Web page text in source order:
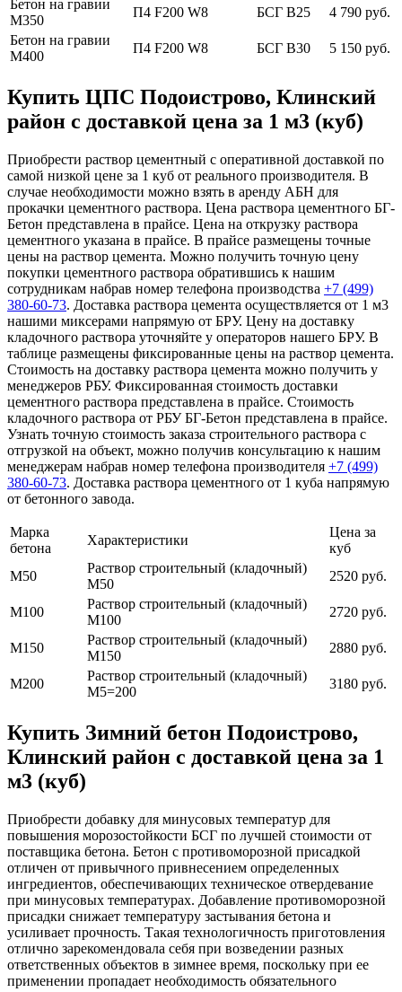
Бетон на гравии
М350
П4 F200 W8 БСГ В25
4 790 руб.
Бетон на гравии
М400
П4 F200 W8 БСГ В30 5 150 руб.
Купить ЦПС Подоистрово, Клинский
район с доставкой цена за 1 м3 (куб)
Приобрести раствор цементный с оперативной доставкой по
самой низкой цене за 1 куб от реального производителя. В
случае необходимости можно взять в аренду АБН для
прокачки цементного раствора. Цена раствора цементного БГ-
Бетон представлена в прайсе. Цена на открузку раствора
цементного указана в прайсе. В прайсе размещены точные
цены на раствор цемента. Можно получить точную цену
покупки цементного раствора обратившись к нашим
сотрудникам набрав номер телефона производства +7 (499)
380-60-73. Доставка раствора цемента осуществляется от 1 м3
нашими миксерами напрямую от БРУ. Цену на доставку
кладочного раствора уточняйте у операторов нашего БРУ. В
таблице размещены фиксированные цены на раствор цемента.
Стоимость на доставку раствора цемента можно получить у
менеджеров РБУ. Фиксированная стоимость доставки
цементного раствора представлена в прайсе. Стоимость
кладочного раствора от РБУ БГ-Бетон представлена в прайсе.
Узнать точную стоимость заказа строительного раствора с
отгрузкой на объект, можно получив консультацию к нашим
менеджерам набрав номер телефона производителя +7 (499)
380-60-73. Доставка раствора цементного от 1 куба напрямую
от бетонного завода.
Марка
бетона
Характеристики
Цена за
куб
М50
Раствор строительный (кладочный)
М50
2520 руб.
М100
Раствор строительный (кладочный)
М100
2720 руб.
М150
Раствор строительный (кладочный)
М150
2880 руб.
М200
Раствор строительный (кладочный)
М5=200
3180 руб.
Купить Зимний бетон Подоистрово,
Клинский район с доставкой цена за 1
м3 (куб)
Приобрести добавку для минусовых температур для
повышения морозостойкости БСГ по лучшей стоимости от
поставщика бетона. Бетон с противоморозной присадкой
отличен от привычного привнесением определенных
ингредиентов, обеспечивающих техническое отвердевание
при минусовых температурах. Добавление противоморозной
присадки снижает температуру застывания бетона и
усиливает прочность. Такая технологичность приготовления
отлично зарекомендовала себя при возведении разных
ответственных объектов в зимнее время, поскольку при ее
применении пропадает необходимость обязательного